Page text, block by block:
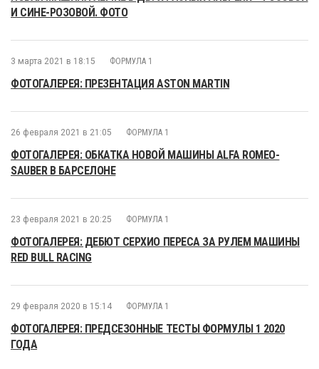
И СИНЕ-РОЗОВОЙ. ФОТО
3 марта 2021 в 18:15 ФОРМУЛА 1
ФОТОГАЛЕРЕЯ: ПРЕЗЕНТАЦИЯ ASTON MARTIN
26 февраля 2021 в 21:05 ФОРМУЛА 1
ФОТОГАЛЕРЕЯ: ОБКАТКА НОВОЙ МАШИНЫ ALFA ROMEO-
SAUBER В БАРСЕЛОНЕ
23 февраля 2021 в 20:25 ФОРМУЛА 1
ФОТОГАЛЕРЕЯ: ДЕБЮТ СЕРХИО ПЕРЕСА ЗА РУЛЕМ МАШИНЫ
RED BULL RACING
29 февраля 2020 в 15:14 ФОРМУЛА 1
ФОТОГАЛЕРЕЯ: ПРЕДСЕЗОННЫЕ ТЕСТЫ ФОРМУЛЫ 1 2020
ГОДА